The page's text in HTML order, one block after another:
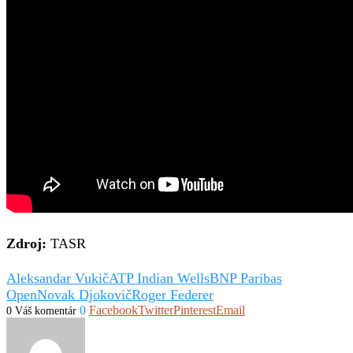
Zdroj: TASR
Aleksandar VukičATP Indian WellsBNP Paribas
OpenNovak DjokovičRoger Federer
0 Váš komentár 0 FacebookTwitterPinterestEmail